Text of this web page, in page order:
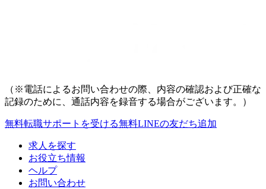
（※電話によるお問い合わせの際、内容の確認および正確な
記録のために、通話内容を録音する場合がございます。）
無料転職サポートを受ける無料LINEの友だち追加
求人を探す
お役立ち情報
ヘルプ
お問い合わせ